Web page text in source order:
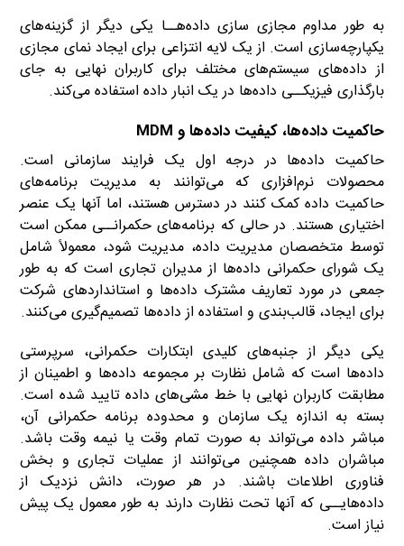
به طور مداوم مجازی سازی داده‌هــا یکی دیگر از گزینه‌های
یکپارچه‌سازی است. از یک لایه انتزاعی برای ایجاد نمای مجازی
از داده‌های سیستم‌های مختلف برای کاربران نهایی به جای
بارگذاری فیزیکــی داده‌ها در یک انبار داده استفاده می‌کند.
حاکمیت داده‌ها، کیفیت داده‌ها و MDM
حاکمیت داده‌ها در درجه اول یک فرایند سازمانی است.
محصولات نرم‌افزاری که می‌توانند به مدیریت برنامه‌های
حاکمیت داده کمک کنند در دسترس هستند، اما آنها یک عنصر
اختیاری هستند. در حالی که برنامه‌های حکمرانــی ممکن است
توسط متخصصان مدیریت داده، مدیریت شود، معمولاً شامل
یک شورای حکمرانی داده‌ها از مدیران تجاری است که به طور
جمعی در مورد تعاریف مشترک داده‌ها و استانداردهای شرکت
برای ایجاد، قالب‌بندی و استفاده از داده‌ها تصمیم‌گیری می‌کنند.
یکی دیگر از جنبه‌های کلیدی ابتکارات حکمرانی، سرپرستی
داده‌ها است که شامل نظارت بر مجموعه داده‌ها و اطمینان از
مطابقت کاربران نهایی با خط مشی‌های داده تایید شده است.
بسته به اندازه یک سازمان و محدوده برنامه حکمرانی آن،
مباشر داده می‌تواند به صورت تمام وقت یا نیمه وقت باشد.
مباشران داده همچنین می‌توانند از عملیات تجاری و بخش
فناوری اطلاعات باشند. در هر صورت، دانش نزدیک از
داده‌هایــی که آنها تحت نظارت دارند به طور معمول یک پیش
نیاز است.